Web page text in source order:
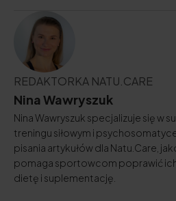
REDAKTORKA NATU.CARE
Nina Wawryszuk
Nina Wawryszuk specjalizuje się w
treningu siłowym i
pisania artykułów dla Natu.Care,
pomaga sportowcom poprawić
dietę i suplementację.